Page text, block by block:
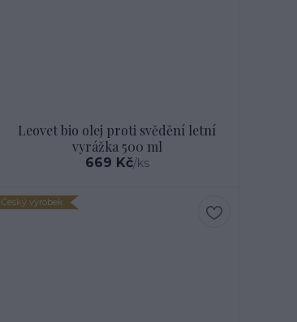
Leovet bio olej proti svědění letní
vyrážka 500 ml
669 Kč/ks
Český výrobek